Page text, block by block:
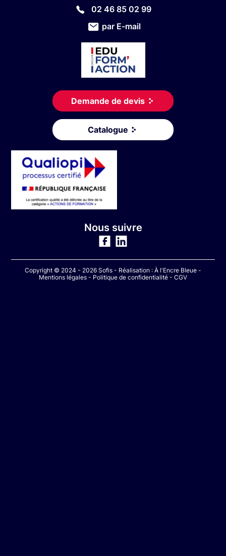
02 46 85 02 99
par E-mail
Demande de devis
Catalogue
Nous suivre
Copyright © 2024 - 2026 Sofis - Réalisation : À l'Encre Bleue -
Mentions légales - Politique de confidentialité - CGV